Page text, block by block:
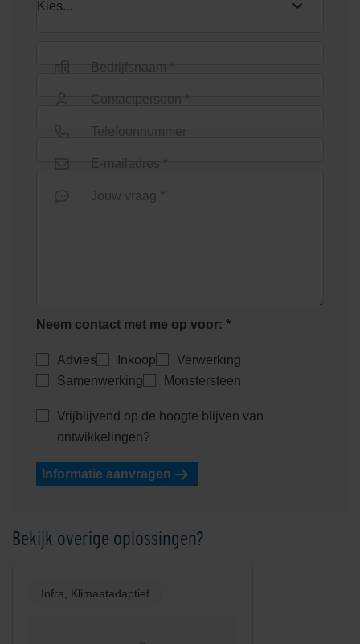
Bedrijfsnaam *
Contactpersoon *
Telefoonnummer
E-mailadres *
Jouw vraag *
Neem contact met me op voor: *
Advies Inkoop
Verwerking
Samenwerking
Monstersteen
Vrijblijvend op de hoogte blijven van
ontwikkelingen?
Informatie aanvragen
Bekijk overige oplossingen?
Infra, Klimaatadaptief